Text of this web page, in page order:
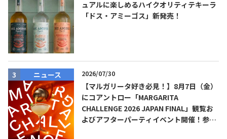
ュアルに楽しめるハイクオリティテキーラ
「ドス・アミーゴス」新発売！
ニュース 2026/07/30
【マルガリータ好き必見！】8月7日（金）
にコアントロー「MARGARITA
CHALLENGE 2026 JAPAN FINAL」観覧お
よびアフターパーティイベント開催！参加